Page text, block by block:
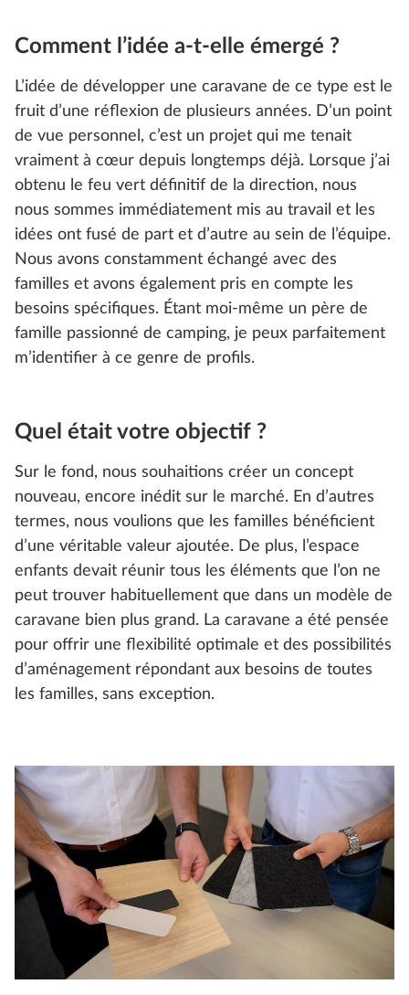
Comment l’idée a-t-elle émergé ?
L’idée de développer une caravane de ce type est le
fruit d’une réflexion de plusieurs années. D’un point
de vue personnel, c’est un projet qui me tenait
vraiment à cœur depuis longtemps déjà. Lorsque j’ai
obtenu le feu vert définitif de la direction, nous
nous sommes immédiatement mis au travail et les
idées ont fusé de part et d’autre au sein de l’équipe.
Nous avons constamment échangé avec des
familles et avons également pris en compte les
besoins spécifiques. Étant moi-même un père de
famille passionné de camping, je peux parfaitement
m’identifier à ce genre de profils.
Quel était votre objectif ?
Sur le fond, nous souhaitions créer un concept
nouveau, encore inédit sur le marché. En d’autres
termes, nous voulions que les familles bénéficient
d’une véritable valeur ajoutée. De plus, l’espace
enfants devait réunir tous les éléments que l’on ne
peut trouver habituellement que dans un modèle de
caravane bien plus grand. La caravane a été pensée
pour offrir une flexibilité optimale et des possibilités
d’aménagement répondant aux besoins de toutes
les familles, sans exception.